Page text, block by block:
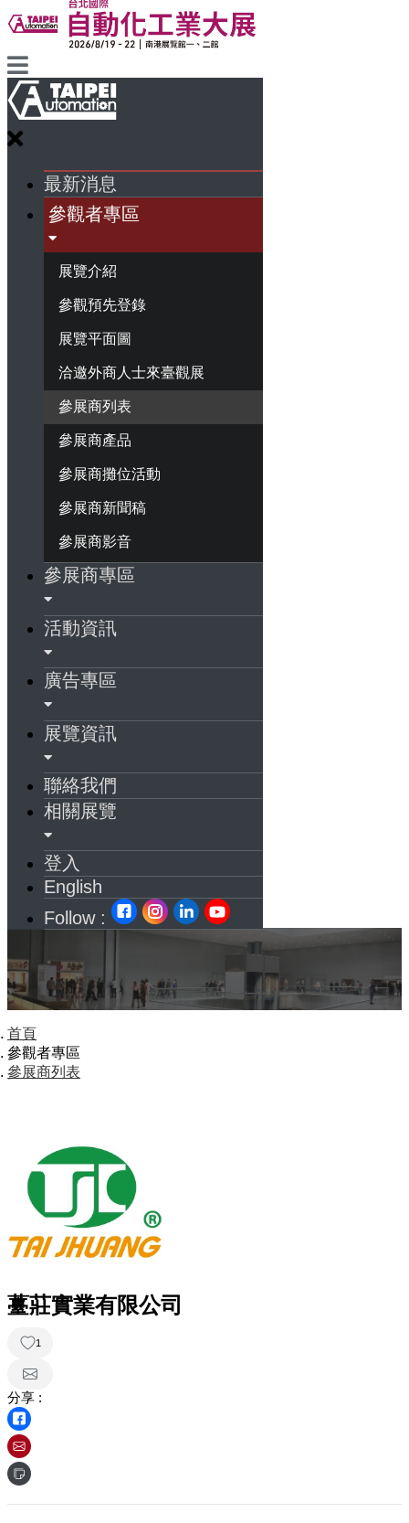
最新消息
參觀者專區
展覽介紹
參觀預先登錄
展覽平面圖
洽邀外商人士來臺觀展
參展商列表
參展商產品
參展商攤位活動
參展商新聞稿
參展商影音
參展商專區
活動資訊
廣告專區
展覽資訊
聯絡我們
相關展覽
登入
English
Follow :
首頁
參觀者專區
參展商列表
薹莊實業有限公司
1
分享 :